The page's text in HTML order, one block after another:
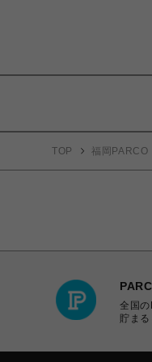
TOP 福岡PARCO
全国
貯ま